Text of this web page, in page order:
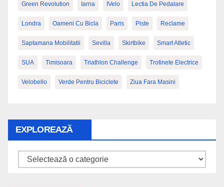
Green Revolution Iarna IVelo Lectia De Pedalare
Londra Oameni Cu Bicla Paris Piste Reclame
Saptamana Mobilitatii Sevilla Skirtbike Smart Atletic
SUA Timisoara Triathlon Challenge Trotinete Electrice
Velobello Verde Pentru Biciclete Ziua Fara Masini
EXPLOREAZĂ
Explorează